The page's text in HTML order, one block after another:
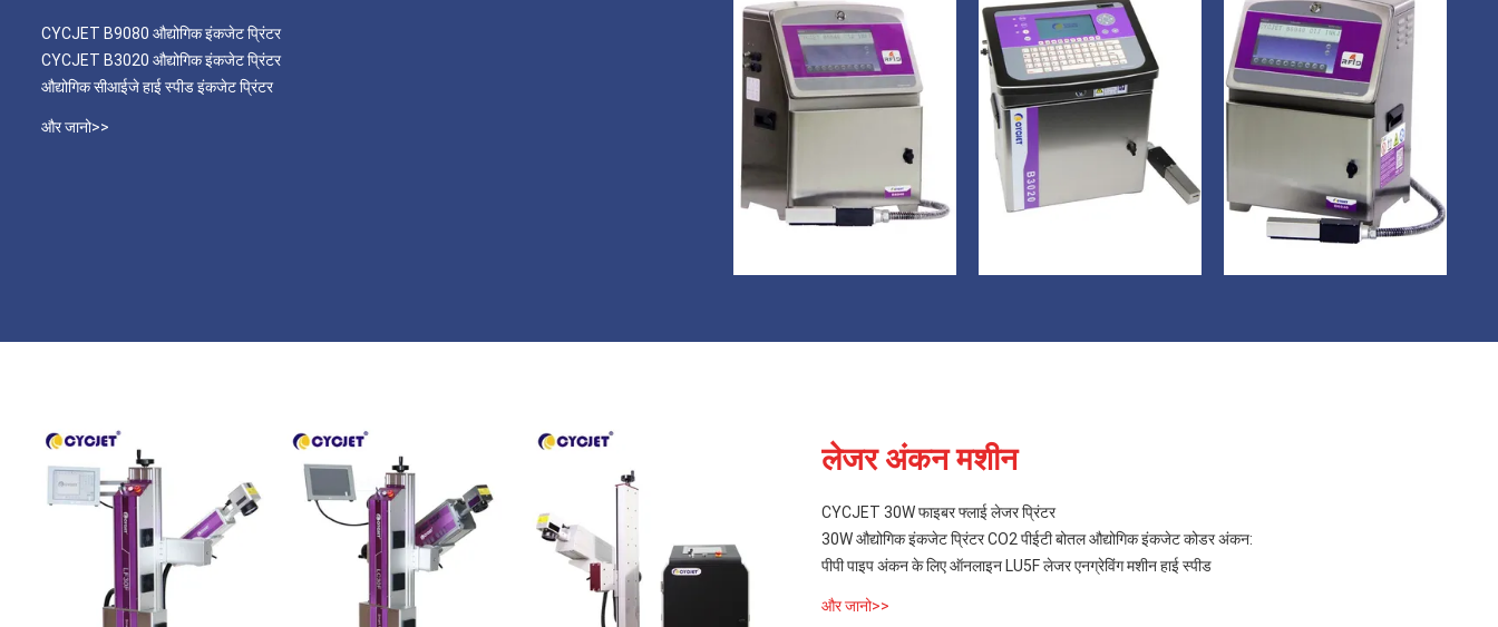
CYCJET B9080 औद्योगिक इंकजेट प्रिंटर
CYCJET B3020 औद्योगिक इंकजेट प्रिंटर
औद्योगिक सीआईजे हाई स्पीड इंकजेट प्रिंटर
और जानो>>
लेजर अंकन मशीन
CYCJET 30W फाइबर फ्लाई लेजर प्रिंटर
30W औद्योगिक इंकजेट प्रिंटर CO2 पीईटी बोतल औद्योगिक इंकजेट कोडर अंकन:
पीपी पाइप अंकन के लिए ऑनलाइन LU5F लेजर एनग्रेविंग मशीन हाई स्पीड
और जानो>>